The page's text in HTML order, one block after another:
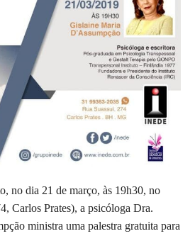
no dia 21 de março, às 19h30, no
Carlos Prates), a psicóloga Dra.
ministra uma palestra gratuita para